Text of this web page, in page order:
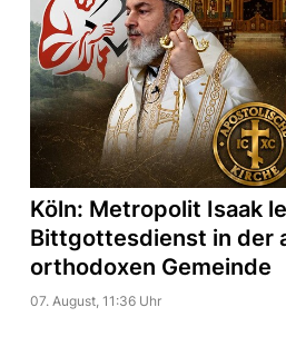
Köln: Metropolit Isaak
Bittgottesdienst in der
orthodoxen Gemeinde
07. August, 11:36 Uhr